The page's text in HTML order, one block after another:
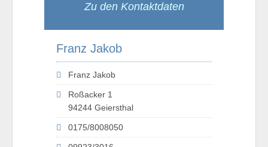
Zu den Kontaktdaten
Franz Jakob
Franz Jakob
Roßacker 1
94244 Geiersthal
0175/8008050